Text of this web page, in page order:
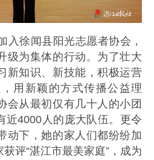
入徐闻县阳光志愿者协会，
级为集体的行动。为了壮大
新知识、新技能，积极运营
用新颖的方式传播公益理
会从最初仅有几十人的小团
近4000人的庞大队伍。更令
动下，她的家人们都纷纷加
评“湛江市最美家庭”，成为